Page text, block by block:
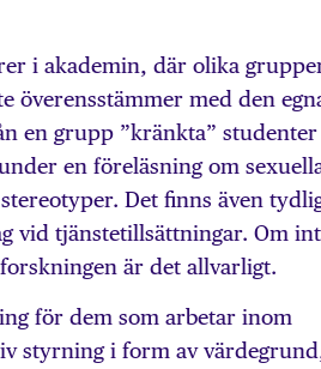
i akademin, där olika
överensstämmer med den
en grupp ”kränkta” studenter
en föreläsning om
Det finns även
vid tjänstetillsättningar. Om
är det allvarligt.
för dem som arbetar inom
styrning i form av